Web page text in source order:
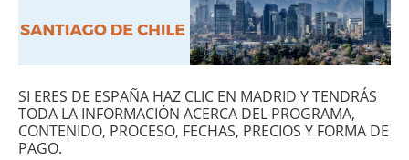
SI ERES DE ESPAÑA HAZ CLIC EN MADRID Y TENDRÁS
TODA LA INFORMACIÓN ACERCA DEL PROGRAMA,
CONTENIDO, PROCESO, FECHAS, PRECIOS Y FORMA DE
PAGO.